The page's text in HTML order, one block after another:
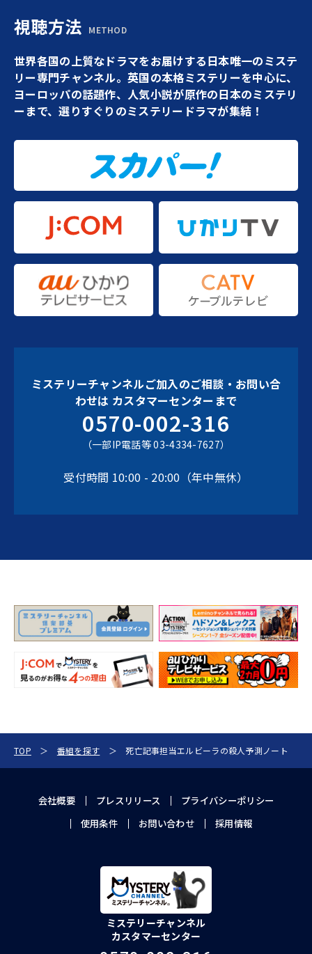
視聴方法 METHOD
世界各国の上質なドラマをお届けする日本唯一のミステ
リー専門チャンネル。英国の本格ミステリーを中心に、
ヨーロッパの話題作、人気小説が原作の日本のミステリ
ーまで、選りすぐりのミステリードラマが集結！
ミステリーチャンネルご加入のご相談・お問い合
わせは カスタマーセンターまで
0570-002-316
（一部IP電話等 03-4334-7627）
受付時間 10:00 - 20:00（年中無休）
TOP 番組を探す 死亡記事担当エルビーラの殺人予測ノート
会社概要 プレスリリース
プライバシーポリシー
使用条件
お問い合わせ 採用情報
ミステリーチャンネル
カスタマーセンター